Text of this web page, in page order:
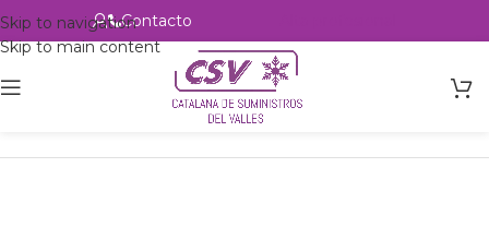
Skip to navigation
Skip to main content
Contacto
csvalles